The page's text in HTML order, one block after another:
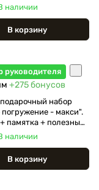
наличии
В корзину
руководителя
+275бонусов
набор
- макси".
памятка + полезный
наличии
В корзину